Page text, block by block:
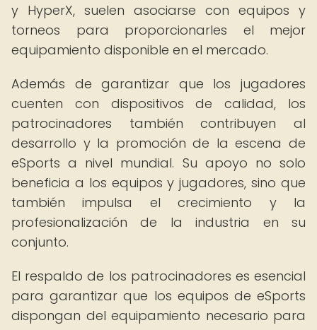
y HyperX, suelen asociarse con equipos y
torneos para proporcionarles el mejor
equipamiento disponible en el mercado.
Además de garantizar que los jugadores
cuenten con dispositivos de calidad, los
patrocinadores también contribuyen al
desarrollo y la promoción de la escena de
eSports a nivel mundial. Su apoyo no solo
beneficia a los equipos y jugadores, sino que
también impulsa el crecimiento y la
profesionalización de la industria en su
conjunto.
El respaldo de los patrocinadores es esencial
para garantizar que los equipos de eSports
dispongan del equipamiento necesario para